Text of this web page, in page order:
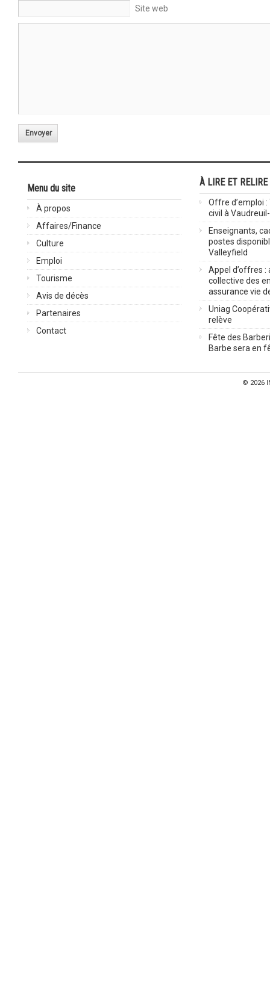
Site web
Envoyer
Menu du site
À propos
Affaires/Finance
Culture
Emploi
Tourisme
Avis de décès
Partenaires
Contact
À LIRE ET RELIRE
Offre d’emploi
civil à
Enseignants,
postes
Valleyfield
Appel d’offres :
collective des
assurance vie
Uniag
relève
Fête des
Barbe sera en
© 2026